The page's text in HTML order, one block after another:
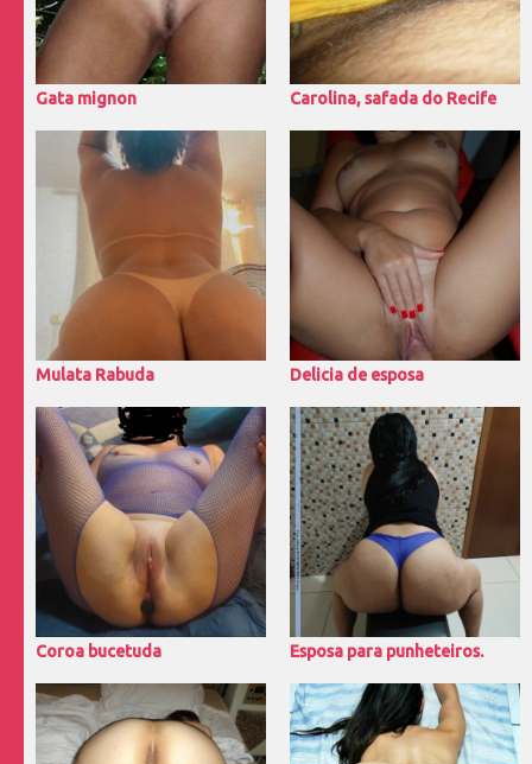
Gata mignon Carolina, safada do Recife
Mulata Rabuda Delicia de esposa
Coroa bucetuda Esposa para punheteiros.